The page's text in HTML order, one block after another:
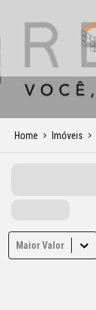
Home Imóveis
Maior Valor